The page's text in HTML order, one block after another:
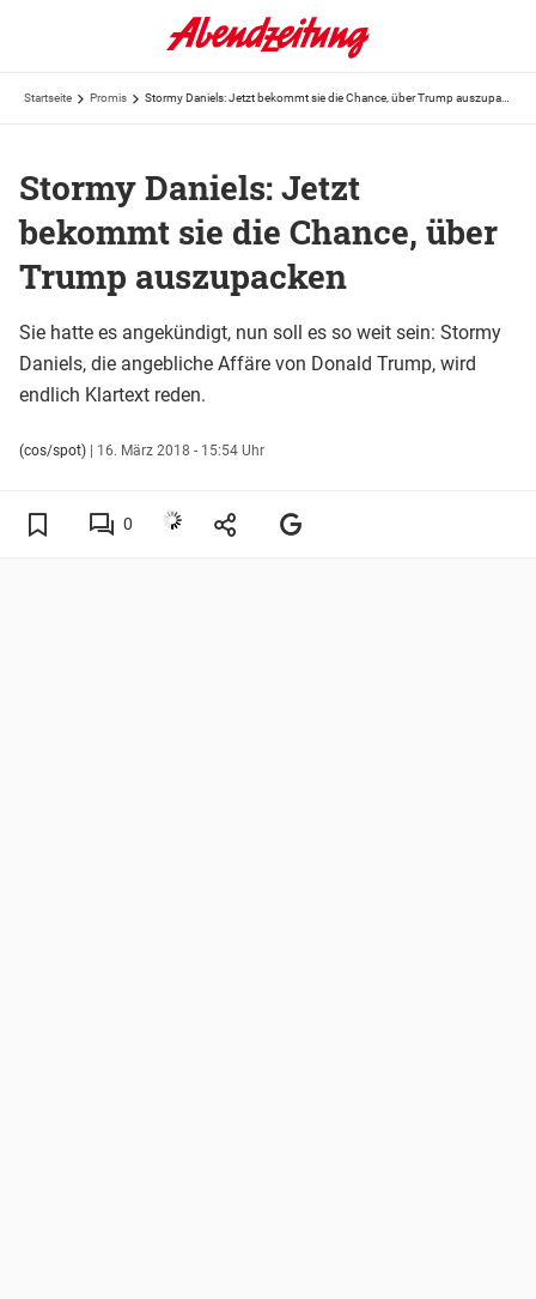
Startseite Promis
Stormy Daniels: Jetzt
bekommt sie die Chance, über
Trump auszupacken
Sie hatte es angekündigt, nun soll es so weit sein: Stormy
Daniels, die angebliche Affäre von Donald Trump, wird
endlich Klartext reden.
(cos/spot) | 16. März 2018 - 15:54 Uhr
0